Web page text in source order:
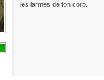
les larmes de ton corp.